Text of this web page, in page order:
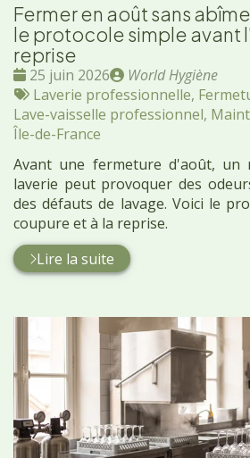
Fermer en août sans
le protocole simple avant
reprise
Date
:
25 juin 2026
Publié
par
World Hygiène
Tags
:
Laverie professionnelle,
Lave-vaisselle professionnel,
Île-de-France
Avant une fermeture d'août, un
laverie peut provoquer des
des défauts de lavage. Voici le
coupure et à la reprise.
Lire la suite